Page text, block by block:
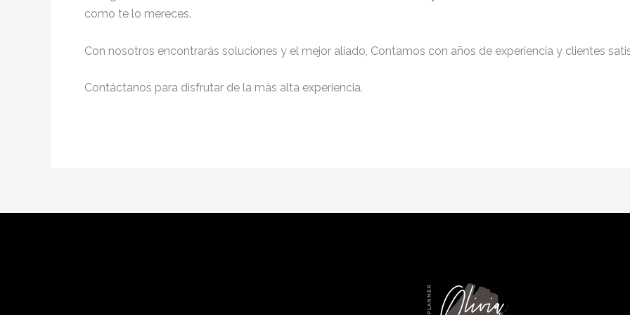
como te lo mereces.
Con nosotros encontrarás soluciones y el mejor aliado, Contamos con años de experiencia y clientes
Contáctanos para disfrutar de la más alta experiencia.